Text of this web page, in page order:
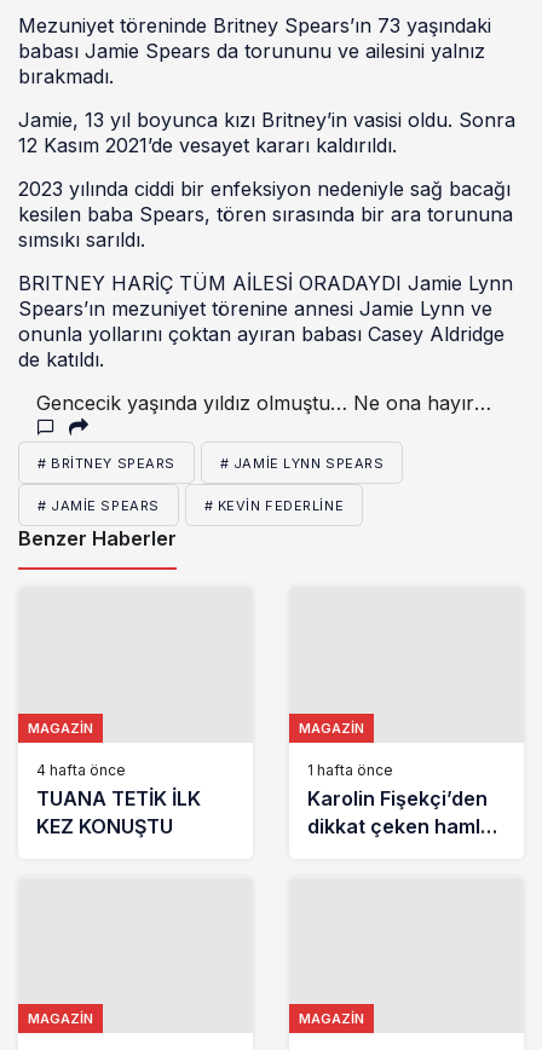
Mezuniyet töreninde Britney Spears’ın 73 yaşındaki
babası Jamie Spears da torununu ve ailesini yalnız
bırakmadı.
Jamie, 13 yıl boyunca kızı Britney’in vasisi oldu. Sonra
12 Kasım 2021’de vesayet kararı kaldırıldı.
2023 yılında ciddi bir enfeksiyon nedeniyle sağ bacağı
kesilen baba Spears, tören sırasında bir ara torununa
sımsıkı sarıldı.
BRITNEY HARİÇ TÜM AİLESİ ORADAYDI Jamie Lynn
Spears’ın mezuniyet törenine annesi Jamie Lynn ve
onunla yollarını çoktan ayıran babası Casey Aldridge
de katıldı.
Gencecik yaşında yıldız olmuştu… Ne ona hayır
geldi ne ailesine: Şöhret değil sanki bitmeyen lanet!
# BRITNEY SPEARS # JAMIE LYNN SPEARS
# JAMIE SPEARS # KEVIN FEDERLINE
Benzer Haberler
MAGAZIN
4 hafta önce
TUANA TETİK İLK
KEZ KONUŞTU
MAGAZIN
1 hafta önce
Karolin Fişekçi’den
dikkat çeken hamle!
MAGAZIN MAGAZIN